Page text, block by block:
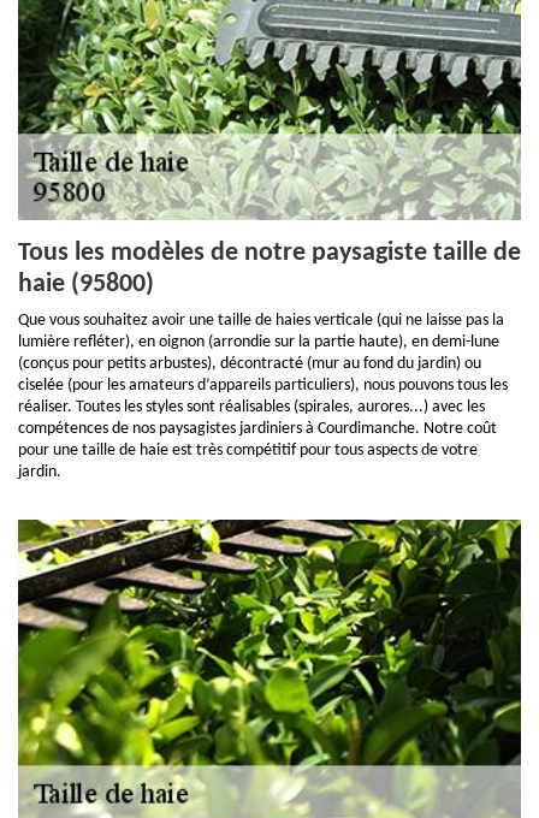
Tous les modèles de notre paysagiste taille de
haie (95800)
Que vous souhaitez avoir une taille de haies verticale (qui ne laisse pas la
lumière refléter), en oignon (arrondie sur la partie haute), en demi-lune
(conçus pour petits arbustes), décontracté (mur au fond du jardin) ou
ciselée (pour les amateurs d’appareils particuliers), nous pouvons tous les
réaliser. Toutes les styles sont réalisables (spirales, aurores...) avec les
compétences de nos paysagistes jardiniers à Courdimanche. Notre coût
pour une taille de haie est très compétitif pour tous aspects de votre
jardin.